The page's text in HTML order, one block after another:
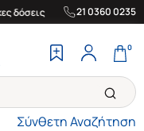
δόσεις | Δωρεάν
21 0360 0235
Σύνθετη Αναζήτηση
0